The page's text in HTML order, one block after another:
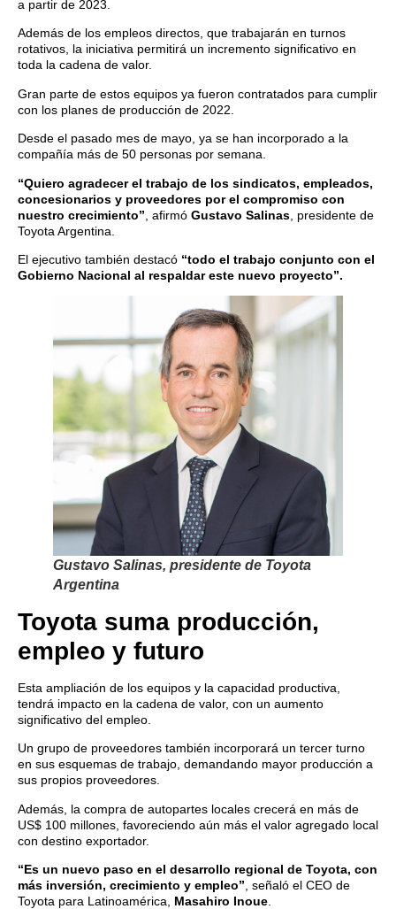
a partir de 2023.
Además de los empleos directos, que trabajarán en turnos
rotativos, la iniciativa permitirá un incremento significativo en
toda la cadena de valor.
Gran parte de estos equipos ya fueron contratados para cumplir
con los planes de producción de 2022.
Desde el pasado mes de mayo, ya se han incorporado a la
compañía más de 50 personas por semana.
“Quiero agradecer el trabajo de los sindicatos, empleados,
concesionarios y proveedores por el compromiso con
nuestro crecimiento” , afirmó Gustavo Salinas , presidente de
Toyota Argentina.
El ejecutivo también destacó “todo el trabajo conjunto con el
Gobierno Nacional al respaldar este nuevo proyecto”.
Gustavo Salinas, presidente de Toyota
Argentina
Toyota suma producción,
empleo y futuro
Esta ampliación de los equipos y la capacidad productiva,
tendrá impacto en la cadena de valor, con un aumento
significativo del empleo.
Un grupo de proveedores también incorporará un tercer turno
en sus esquemas de trabajo, demandando mayor producción a
sus propios proveedores.
Además, la compra de autopartes locales crecerá en más de
US$ 100 millones, favoreciendo aún más el valor agregado local
con destino exportador.
“Es un nuevo paso en el desarrollo regional de Toyota, con
más inversión, crecimiento y empleo” , señaló el CEO de
Toyota para Latinoamérica, Masahiro Inoue